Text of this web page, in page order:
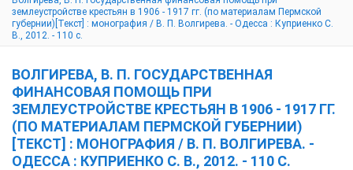
землеустройстве крестьян в 1906 - 1917 гг. (по материалам Пермской
губернии)[Текст] : монография / В. П. Волгирева. - Одесса : Куприенко С.
В., 2012. - 110 с.
ВОЛГИРЕВА, В. П. ГОСУДАРСТВЕННАЯ
ФИНАНСОВАЯ ПОМОЩЬ ПРИ
ЗЕМЛЕУСТРОЙСТВЕ КРЕСТЬЯН В 1906 - 1917 ГГ.
(ПО МАТЕРИАЛАМ ПЕРМСКОЙ ГУБЕРНИИ)
[ТЕКСТ] : МОНОГРАФИЯ / В. П. ВОЛГИРЕВА. -
ОДЕССА : КУПРИЕНКО С. В., 2012. - 110 С.